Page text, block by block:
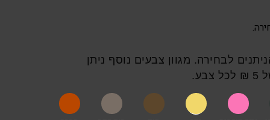
6 צבעים הניתנים לבחירה. מגוון צבעים נוסף ניתן